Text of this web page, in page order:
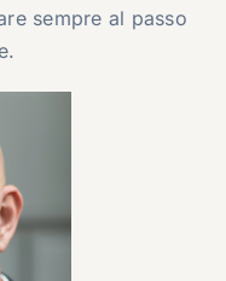
sempre al passo